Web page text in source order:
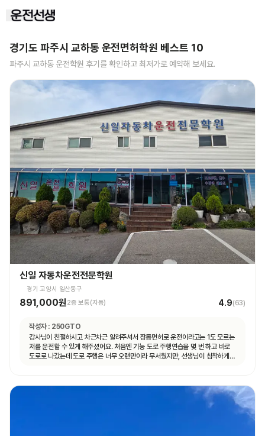
경기도 파주시 교하동 운전면허학원 베스트 10
파주시 교하동 운전학원 후기를 확인하고 최저가로 예약해 보세요.
신일 자동차운전전문학원
경기 고양시 일산동구
891,000원 2종 보통(자동) 4.9(63)
작성자 : 250GTO
강사님이 친절하시고 차근차근 알려주셔서 장롱면허로 운전이라고는 1도 모르는
저를 운전할 수 있게 해주셨어요. 처음엔 기능 도로 주행연습을 몇 번 하고 바로
도로로 나갔는데 도로 주행은 너무 오랜만이라 무서웠지만, 선생님이 침착하게